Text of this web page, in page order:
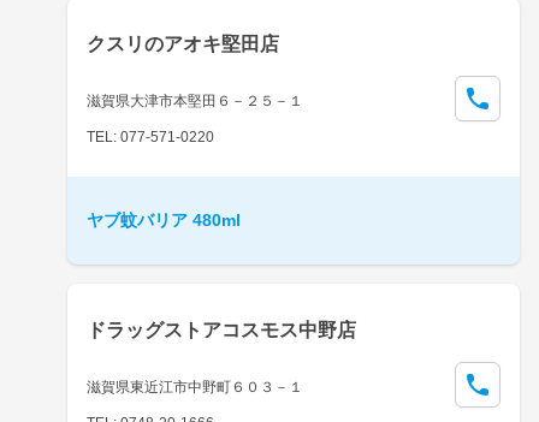
クスリのアオキ堅田店
滋賀県大津市本堅田６－２５－１
TEL: 077-571-0220
ヤブ蚊バリア 480ml
ドラッグストアコスモス中野店
滋賀県東近江市中野町６０３－１